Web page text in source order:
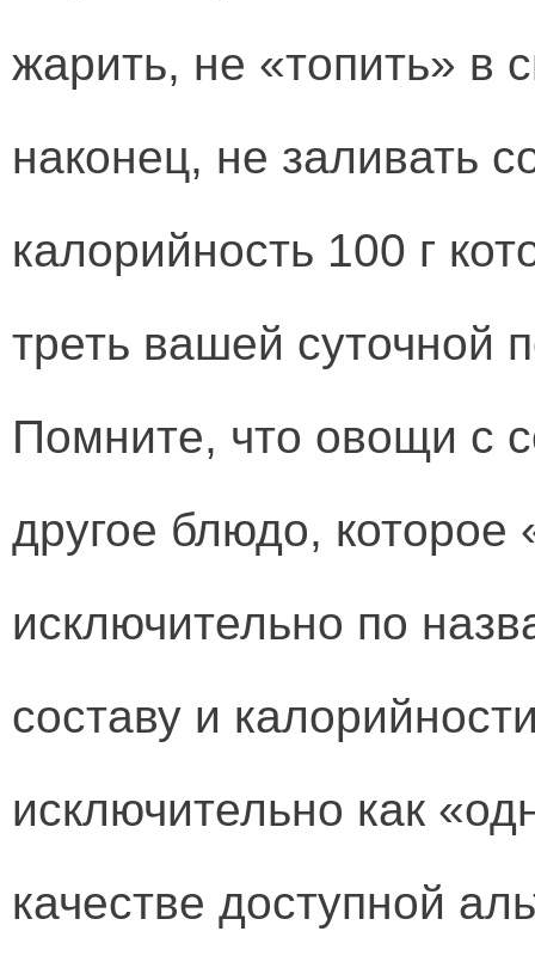
жарить, не «топить» в
наконец, не заливать
калорийность 100 г
треть вашей суточной
Помните, что овощи с
другое блюдо,
исключительно по
составу и
исключительно как
качестве доступной